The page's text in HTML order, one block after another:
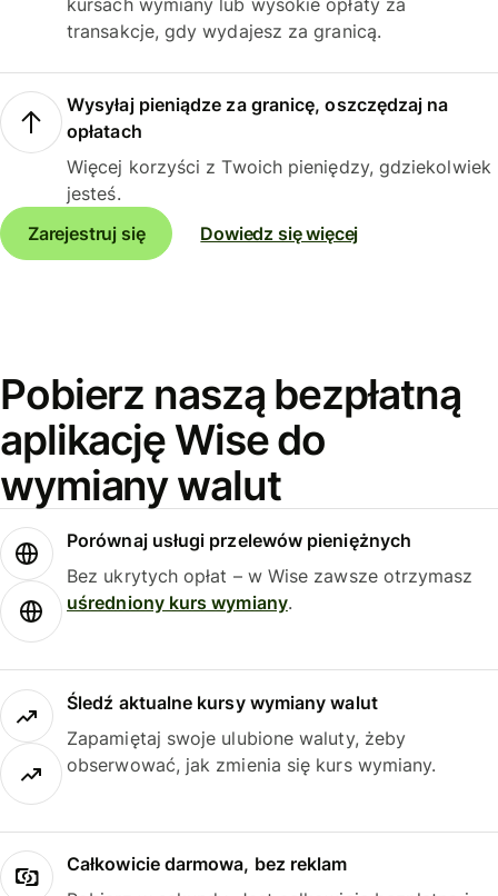
kursach wymiany lub wysokie opłaty za
transakcje, gdy wydajesz za granicą.
Wysyłaj pieniądze za granicę, oszczędzaj na
opłatach
Więcej korzyści z Twoich pieniędzy, gdziekolwiek
jesteś.
Zarejestruj się
Dowiedz się więcej
Pobierz naszą bezpłatną
aplikację Wise do
wymiany walut
Porównaj usługi przelewów pieniężnych
Bez ukrytych opłat – w Wise zawsze otrzymasz
uśredniony kurs wymiany.
Śledź aktualne kursy wymiany walut
Zapamiętaj swoje ulubione waluty, żeby
obserwować, jak zmienia się kurs wymiany.
Całkowicie darmowa, bez reklam